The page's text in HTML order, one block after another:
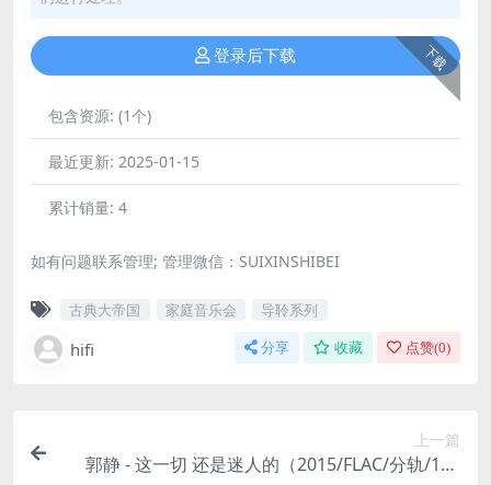
下载
登录后下载
包含资源: (1个)
最近更新: 2025-01-15
累计销量: 4
如有问题联系管理; 管理微信：SUIXINSHIBEI
古典大帝国 家庭音乐会 导聆系列
hifi 分享 收藏 点赞(0)
上一篇
郭静 - 这一切 还是迷人的（2015/FLAC/分轨/169